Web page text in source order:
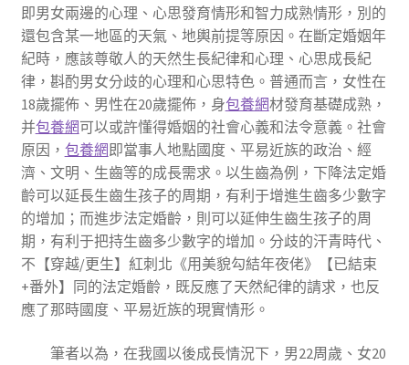
即男女兩邊的心理、心思發育情形和智力成熟情形，別的
還包含某一地區的天氣、地輿前提等原因。在斷定婚姻年
紀時，應該尊敬人的天然生長紀律和心理、心思成長紀
律，斟酌男女分歧的心理和心思特色。普通而言，女性在
18歲擺佈、男性在20歲擺佈，身包養網材發育基礎成熟，
并包養網可以或許懂得婚姻的社會心義和法令意義。社會
原因， 包養網即當事人地點國度、平易近族的政治、經
濟、文明、生齒等的成長需求。以生齒為例，下降法定婚
齡可以延長生齒生孩子的周期，有利于增進生齒多少數字
的增加；而進步法定婚齡，則可以延伸生齒生孩子的周
期，有利于把持生齒多少數字的增加。分歧的汗青時代、
不【穿越/更生】紅刺北《用美貌勾結年夜佬》【已結束
+番外】同的法定婚齡，既反應了天然紀律的請求，也反
應了那時國度、平易近族的現實情形。
筆者以為，在我國以後成長情況下，男22周歲、女20